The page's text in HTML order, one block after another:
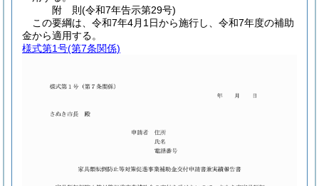
附 則(令和7年告示第29号)
この要綱は、令和7年4月1日から施行し、令和7年度の補助
金から適用する。
様式第1号(第7条関係)